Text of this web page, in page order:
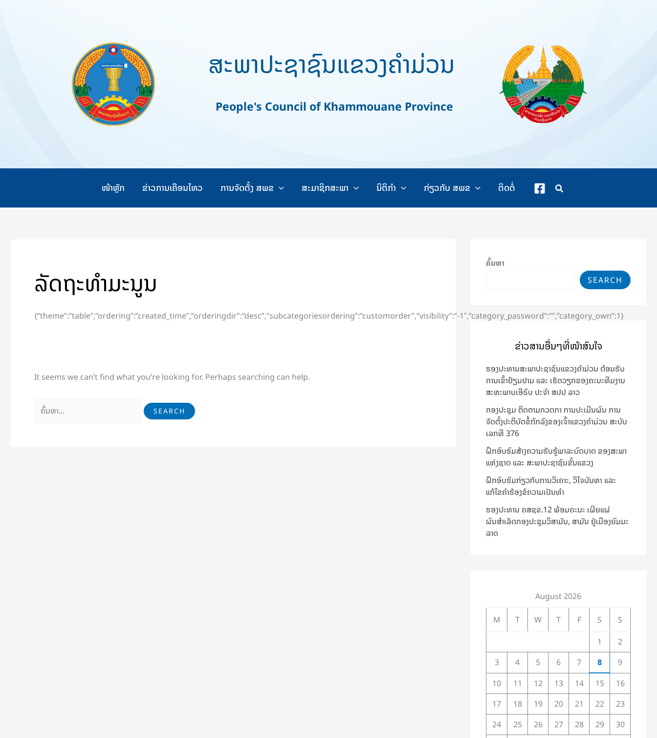
ສະພາປະຊາຊົນແຂວງຄຳມ່ວນ
People's Council of Khammouane Province
ໜ້າຫຼັກ ຂ່າວການເຄືອນໄຫວ ການຈັດຕັ້ງ ສພຂ ສະມາຊິກສະພາ ນິຕິກຳ ກ່ຽວກັບ ສພຂ ຕິດຕໍ່
ລັດຖະທຳມະນູນ
{“theme”:”table”,”ordering”:”created_time”,”orderingdir”:”desc”,”subcategoriesordering”:”customorder”,”visibility”:”-1″,”category_password”:””,”category_own”:1}
It seems we can’t find what you’re looking for. Perhaps searching can help.
Search
ຄົ້ນຫາ
SEARCH
ຂ່າວສານອື່ນໆທີ່ໜ້າສົນໃຈ
ຮອງປະທານສະພາປະຊາຊົນແຂວງຄຳມ່ວນ ຕ້ອນຮັບ
ການເຂົ້າຢ້ຽມຢາມ ແລະ ເຮັດວຽກຂອງຄະນະທີມງານ
ສະຫະພາບເອີຣົບ ປະຈຳ ສປປ ລາວ
ກອງປະຊຸມ ຕິດຕາມກວດກາ ການປະເມີນຜົນ ການ
ຈັດຕັ້ງປະຕິບັດຂໍ້ຕົກລົງຂອງເຈົ້າແຂວງຄຳມ່ວນ ສະບັບ
ເລກທີ 376
ຝຶກອົບຮົມສ້າງຄວາມຮັບຮູ້ພາລະບົດບາດ ຂອງສະພາ
ແຫ່ງຊາດ ແລະ ສະພາປະຊາຊົນຂັ້ນແຂວງ
ຝຶກອົບຮົມກ່ຽວກັບການວິເຄາະ, ວິໄຈບັນຫາ ແລະ
ແກ້ໄຂຄຳຮ້ອງຂໍຄວາມເປັນທຳ
ຮອງປະທານ ຄສຊຂ.12 ພ້ອມຄະນະ ເຜີຍແຜ່
ຜົນສຳເລັດກອງປະຊຸມວິສາມັນ, ສາມັນ ຢູ່ເມືອງຍົມມະ
ລາດ
August 2026
M
T W T F S
S
1
2
3
4 5 6 7 8
9
10
11 12 13 14 15
16
17
18 19 20 21 22
23
24
25 26 27 28 29
30